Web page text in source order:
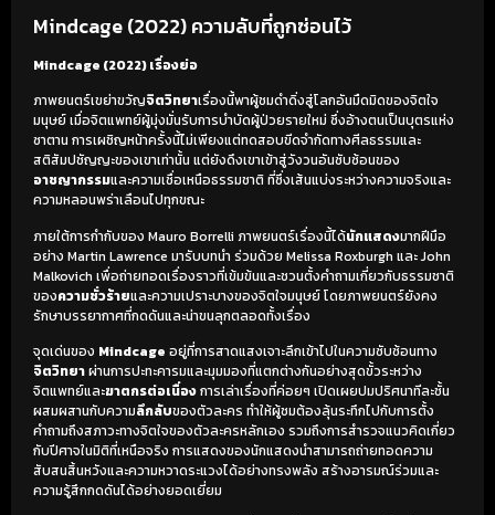
Mindcage (2022) ความลับที่ถูกซ่อนไว้
Mindcage (2022) เรื่องย่อ
ภาพยนตร์เขย่าขวัญจิตวิทยาเรื่องนี้พาผู้ชมดำดิ่งสู่โลกอันมืดมิดของจิตใจ
มนุษย์ เมื่อจิตแพทย์ผู้มุ่งมั่นรับการบำบัดผู้ป่วยรายใหม่ ซึ่งอ้างตนเป็นบุตรแห่ง
ซาตาน การเผชิญหน้าครั้งนี้ไม่เพียงแต่ทดสอบขีดจำกัดทางศีลธรรมและ
สติสัมปชัญญะของเขาเท่านั้น แต่ยังดึงเขาเข้าสู่วังวนอันซับซ้อนของ
อาชญากรรมและความเชื่อเหนือธรรมชาติ ที่ซึ่งเส้นแบ่งระหว่างความจริงและ
ความหลอนพร่าเลือนไปทุกขณะ
ภายใต้การกำกับของ Mauro Borrelli ภาพยนตร์เรื่องนี้ได้นักแสดงมากฝีมือ
อย่าง Martin Lawrence มารับบทนำ ร่วมด้วย Melissa Roxburgh และ John
Malkovich เพื่อถ่ายทอดเรื่องราวที่เข้มข้นและชวนตั้งคำถามเกี่ยวกับธรรมชาติ
ของความชั่วร้ายและความเปราะบางของจิตใจมนุษย์ โดยภาพยนตร์ยังคง
รักษาบรรยากาศที่กดดันและน่าขนลุกตลอดทั้งเรื่อง
จุดเด่นของ Mindcage อยู่ที่การสาดแสงเจาะลึกเข้าไปในความซับซ้อนทาง
จิตวิทยาผ่านการปะทะคารมและมุมมองที่แตกต่างกันอย่างสุดขั้วระหว่าง
จิตแพทย์และฆาตกรต่อเนื่องการเล่าเรื่องที่ค่อยๆ เปิดเผยปมปริศนาทีละชั้น
ผสมผสานกับความลึกลับของตัวละคร ทำให้ผู้ชมต้องลุ้นระทึกไปกับการตั้ง
คำถามถึงสภาวะทางจิตใจของตัวละครหลักเอง รวมถึงการสำรวจแนวคิดเกี่ยว
กับปีศาจในมิติที่เหนือจริง การแสดงของนักแสดงนำสามารถถ่ายทอดความ
สับสนสิ้นหวังและความหวาดระแวงได้อย่างทรงพลัง สร้างอารมณ์ร่วมและ
ความรู้สึกกดดันได้อย่างยอดเยี่ยม